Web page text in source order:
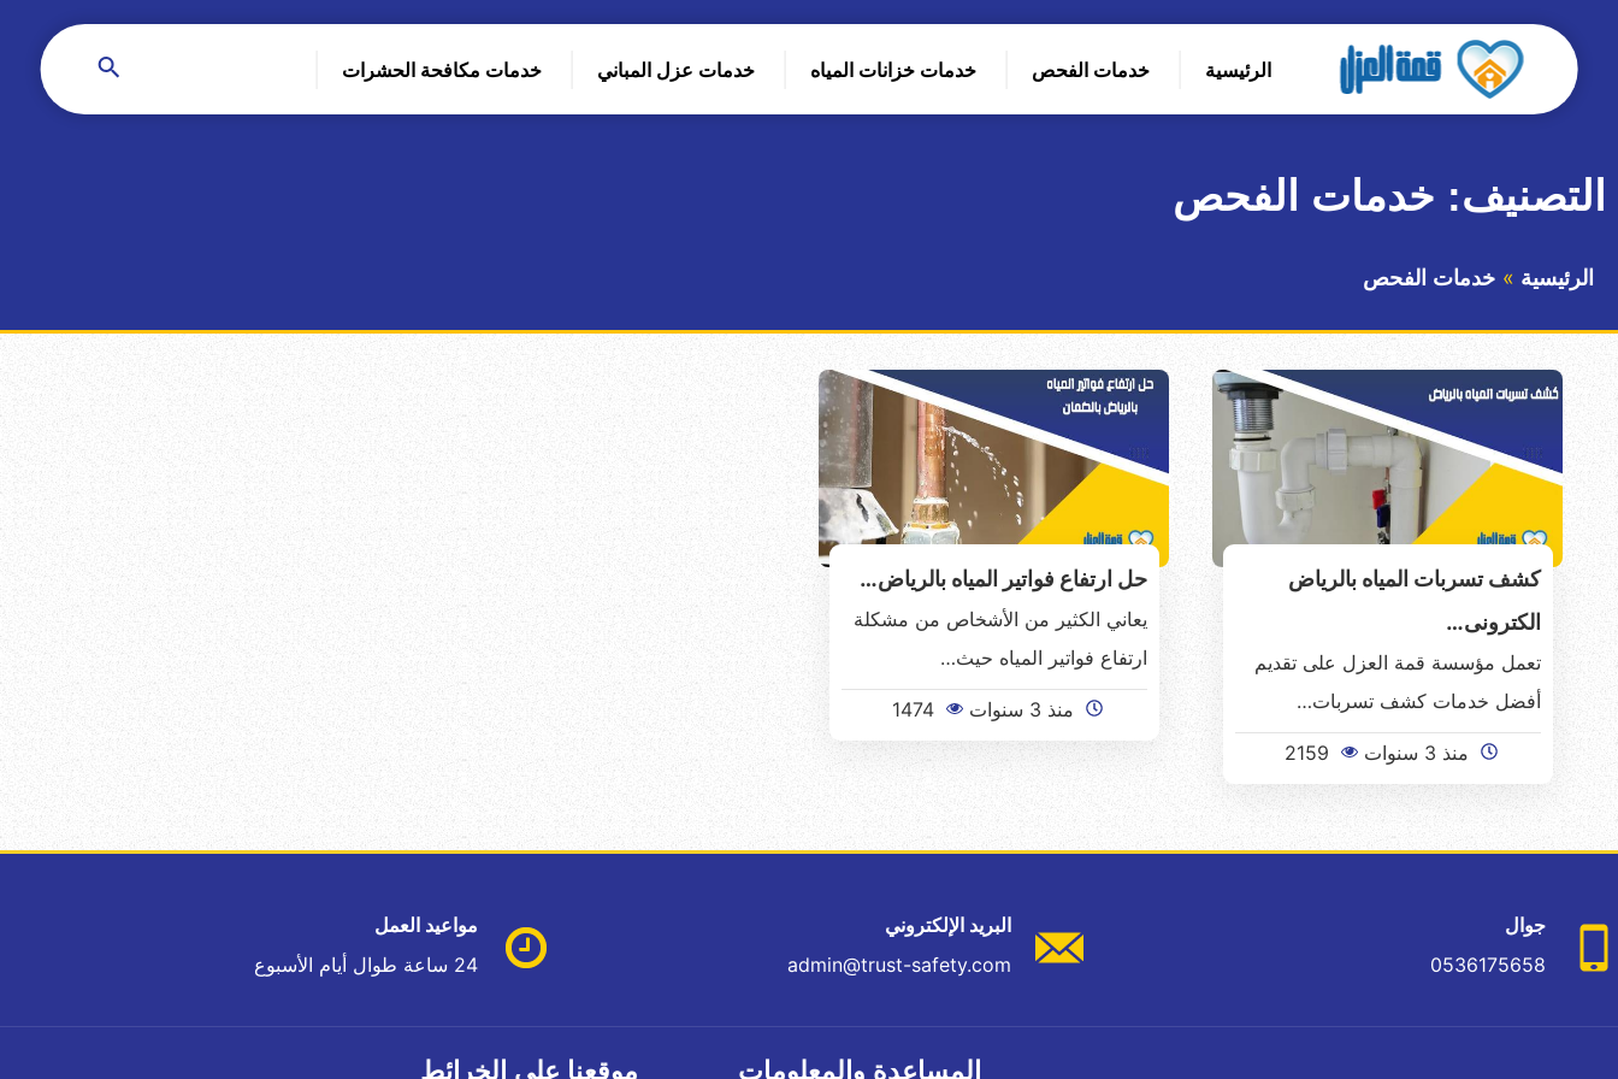
المحتوى
عن
الرئيسية خدمات الفحص خدمات خزانات المياه خدمات عزل المباني خدمات مكافحة الحشرات
التصنيف: خدمات الفحص
الرئيسية خدمات الفحص
كشف تسربات المياه بالرياض
الكترونى…
تعمل مؤسسة قمة العزل على تقديم
أفضل خدمات كشف تسربات…
منذ 3 سنوات 2159
حل ارتفاع فواتير المياه بالرياض…
يعاني الكثير من الأشخاص من مشكلة
ارتفاع فواتير المياه حيث…
منذ 3 سنوات 1474
جوال
0536175658
البريد الإلكتروني
admin@trust-safety.com
مواعيد العمل
24 ساعة طوال أيام الأسبوع
المساعدة والمعلومات موقعنا على الخرائط